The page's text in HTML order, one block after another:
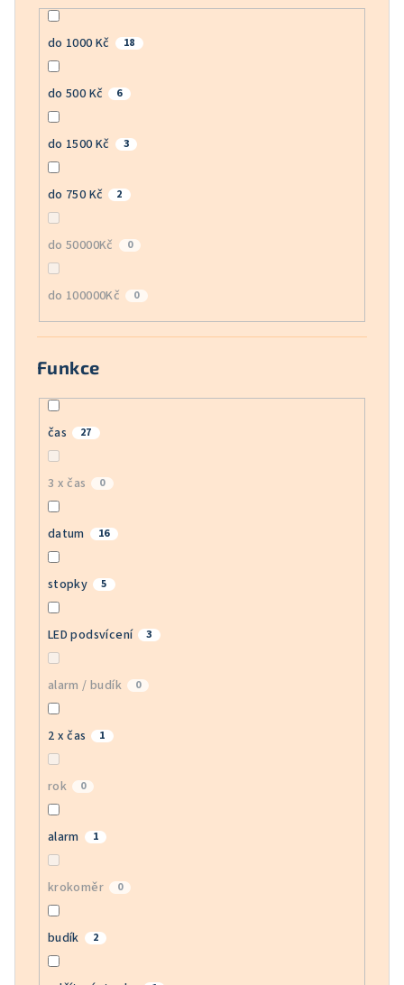
do 1000 Kč 18
do 500 Kč 6
do 1500 Kč 3
do 750 Kč 2
do 50000Kč 0
do 100000Kč 0
Funkce
čas 27
3 x čas 0
datum 16
stopky 5
LED podsvícení 3
alarm / budík 0
2 x čas 1
rok 0
alarm 1
krokoměr 0
budík 2